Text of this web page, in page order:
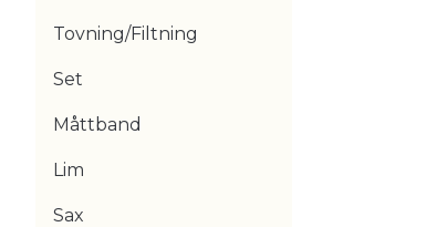
Tovning/Filtning
Set
Måttband
Lim
Sax